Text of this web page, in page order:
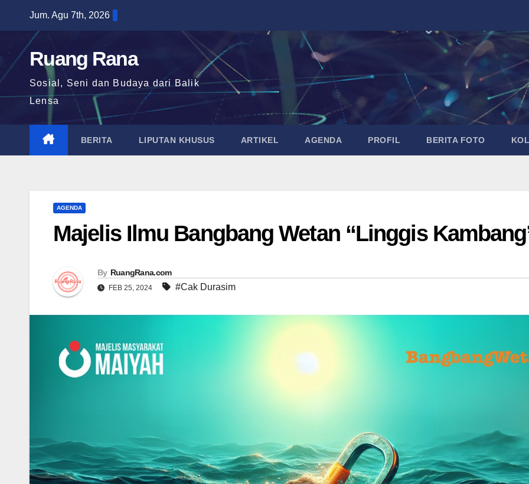
content
Jum. Agu 7th, 2026
Ruang Rana
Sosial, Seni dan Budaya dari Balik
Lensa
BERITA LIPUTAN KHUSUS ARTIKEL AGENDA PROFIL BERITA FOTO
AGENDA
Majelis Ilmu Bangbang Wetan “Linggis
By RuangRana.com
FEB 25, 2024 #Cak Durasim